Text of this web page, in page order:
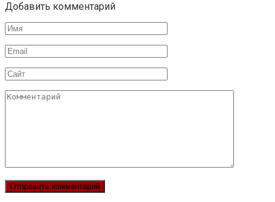
Добавить комментарий
Имя
Email
Сайт
Комментарий